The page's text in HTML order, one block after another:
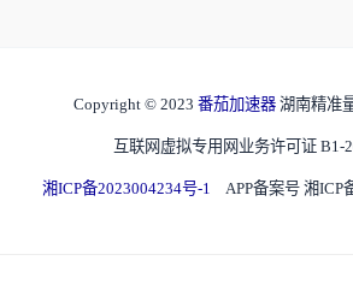
Copyright © 2023 番茄加速器 湖南精准
互联网虚拟专用网业务许可证 B1-
湘ICP备2023004234号-1 APP备案号 湘ICP